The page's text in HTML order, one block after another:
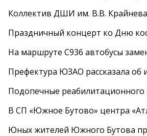
Коллектив ДШИ им. В.В. Крайнева
Праздничный концерт ко Дню
На маршруте С936 автобусы
Префектура ЮЗАО рассказала об
Подопечные
В СП «Южное Бутово» центра
Юных жителей Южного Бутова